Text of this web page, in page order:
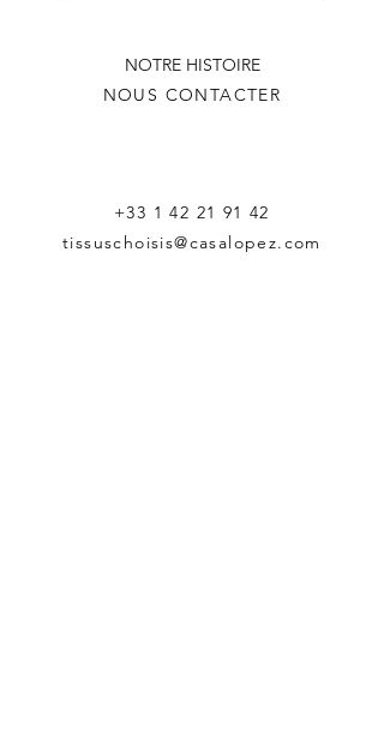
NOTRE HISTOIRE
NOUS CONTACTER
+33 1 42 21 91 42
tissuschoisis@casalopez.com